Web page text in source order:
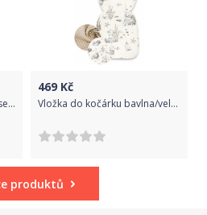
Vložka do kočárku, do autosedačky Maxi, banán, Dětský svět
469 Kč
Vložka do kočárku bavlna/velvet, Lachtánek - béžová
produktů